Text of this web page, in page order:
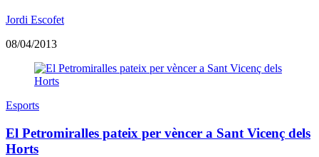
Jordi Escofet
08/04/2013
Esports
El Petromiralles pateix per vèncer a Sant Vicenç dels
Horts